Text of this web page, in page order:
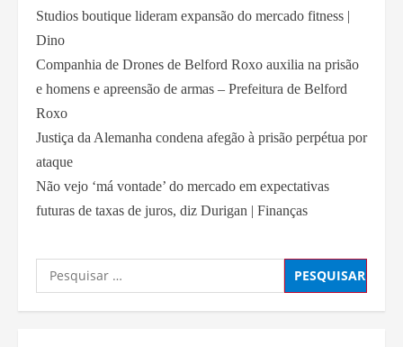
Studios boutique lideram expansão do mercado fitness |
Dino
Companhia de Drones de Belford Roxo auxilia na prisão
e homens e apreensão de armas – Prefeitura de Belford
Roxo
Justiça da Alemanha condena afegão à prisão perpétua por
ataque
Não vejo ‘má vontade’ do mercado em expectativas
futuras de taxas de juros, diz Durigan | Finanças